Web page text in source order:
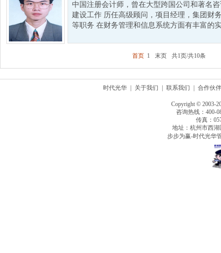
中国注册会计师，曾在大型跨国公司和著名
建设工作 历任高级顾问，项目经理，集团财
等职务 在财务管理和信息系统方面有丰富的
首页 1 末页 共1页/共10条
时代光华 关于我们 联系我们 合作伙伴
Copyright © 2003-
咨询热线：400-
传真：
地址：杭州市西
步步为赢-时代光华